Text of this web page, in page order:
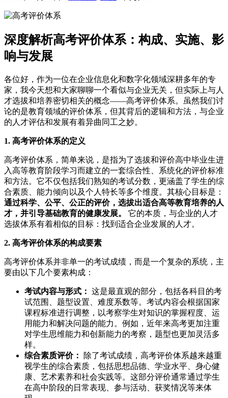
深度解析高考评价体系：构成、实施、影
响与发展
各位好，作为一位在企业信息化和数字化领域深耕多年的专
家，我今天想和大家聊聊一个看似与企业无关，但实际上与人
才选拔和培养密切相关的概念——高考评价体系。虽然我们讨
论的是教育领域的评价体系，但其背后的逻辑和方法，与企业
的人才评估和发展有着异曲同工之妙。
1. 高考评价体系的定义
高考评价体系，简单来说，是指为了选拔和评价高中毕业生进
入高等教育阶段学习而建立的一套综合性、系统化的评价标准
和方法。它不仅包括我们熟知的考试分数，更涵盖了学生的综
合素质、能力倾向以及个人特长等多个维度。其核心目标是：
通过科学、公平、公正的评价，选拔出适合高等教育培养的人
才，并引导基础教育的健康发展。
它的本质，与企业的人才
选拔体系有着相似的目标：找到适合企业发展的人才。
2. 高考评价体系的构成要素
高考评价体系并非单一的考试成绩，而是一个复杂的系统，主
要由以下几个要素构成：
考试内容与形式： 这是最直观的部分，包括各科目的考
试范围、题型设置、难度系数等。考试内容会根据国家
课程标准进行调整，以考察学生对知识的掌握程度、运
用能力和解决问题的能力。例如，近年来高考更加注重
对学生思维能力和创新能力的考察，题型也更加灵活多
样。
综合素质评价：
除了考试成绩，高考评价体系越来越重
视学生的综合素质，包括思想品德、学业水平、身心健
康、艺术素养和社会实践等。这部分评价通常通过学生
在高中阶段的日常表现、参与活动、获奖情况等来体